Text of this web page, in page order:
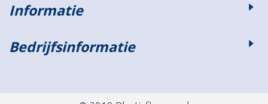
Informatie
Bedrijfsinformatie